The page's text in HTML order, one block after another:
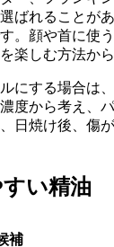
ばれることが
。顔や首に使
楽しむ方法か
にする場合は
度から考え、
日焼け後、傷
い精油
補